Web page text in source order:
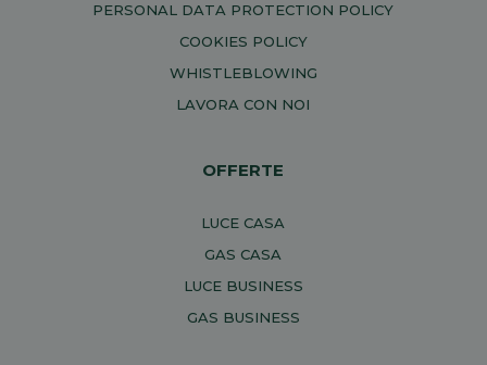
PERSONAL DATA PROTECTION POLICY
COOKIES POLICY
WHISTLEBLOWING
LAVORA CON NOI
OFFERTE
LUCE CASA
GAS CASA
LUCE BUSINESS
GAS BUSINESS